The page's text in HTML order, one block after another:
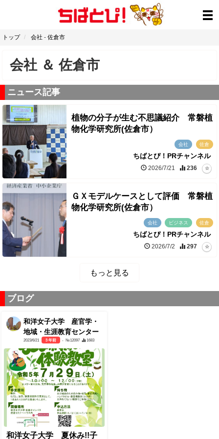
トップ 会社 - 佐倉市
会社 ＆佐倉市
ニュース記事
植物の分子が生む不思議紹介 常磐植
物化学研究所(佐倉市）
会社 佐倉
ちばとぴ！PRチャンネル
2026/7/21 236
ＧＸモデルケースとして評価 常磐植
物化学研究所(佐倉市）
会社 ビジネス 佐倉
ちばとぴ！PRチャンネル
2026/7/2 297
もっと見る
ブログ
和洋女子大学 産官学・
地域・生涯教育センター
2023/6/21 3 年前 - №12097 1683
和洋女子大学 夏休み!!子